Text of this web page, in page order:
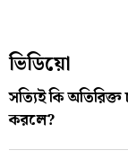
ভিডিয়ো
সত্যিই কি
করলে?